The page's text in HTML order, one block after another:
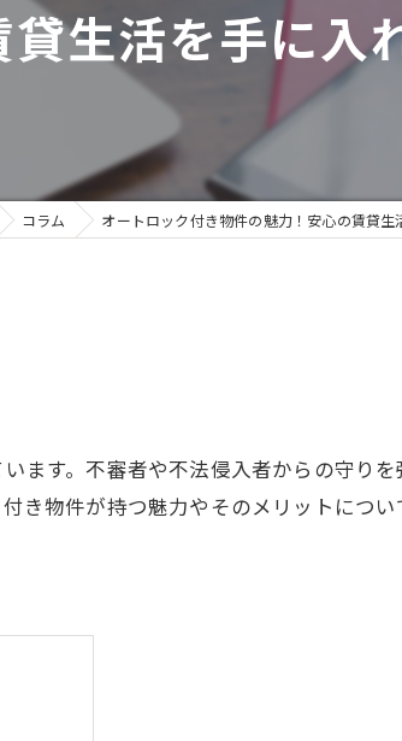
生活を手に入
コラム オートロック付き物件の魅力！安心の賃貸生
ます。不審者や不法侵入者からの守り
き物件が持つ魅力やそのメリットにつ